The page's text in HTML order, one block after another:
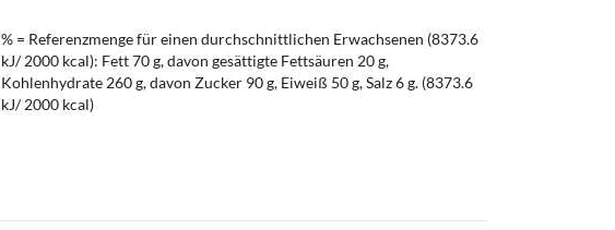
% = Referenzmenge für einen durchschnittlichen Erwachsenen (8373.6
kJ/ 2000 kcal): Fett 70 g, davon gesättigte Fettsäuren 20 g,
Kohlenhydrate 260 g, davon Zucker 90 g, Eiweiß 50 g, Salz 6 g. (8373.6
kJ/ 2000 kcal)